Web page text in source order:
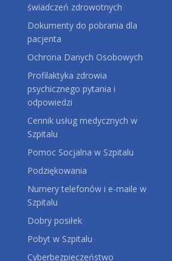
świadczeń zdrowotnych
Dokumenty do pobrania dla
pacjenta
Ochrona Danych Osobowych
Profilaktyka zdrowia
psychicznego pytania i
odpowiedzi
Cennik usług medycznych w
Szpitalu
Pomoc Socjalna w Szpitalu
Podziękowania
Numery telefonów i e-maile w
Szpitalu
Dobry posiłek
Pobyt w Szpitalu
Cyberbezpieczeństwo